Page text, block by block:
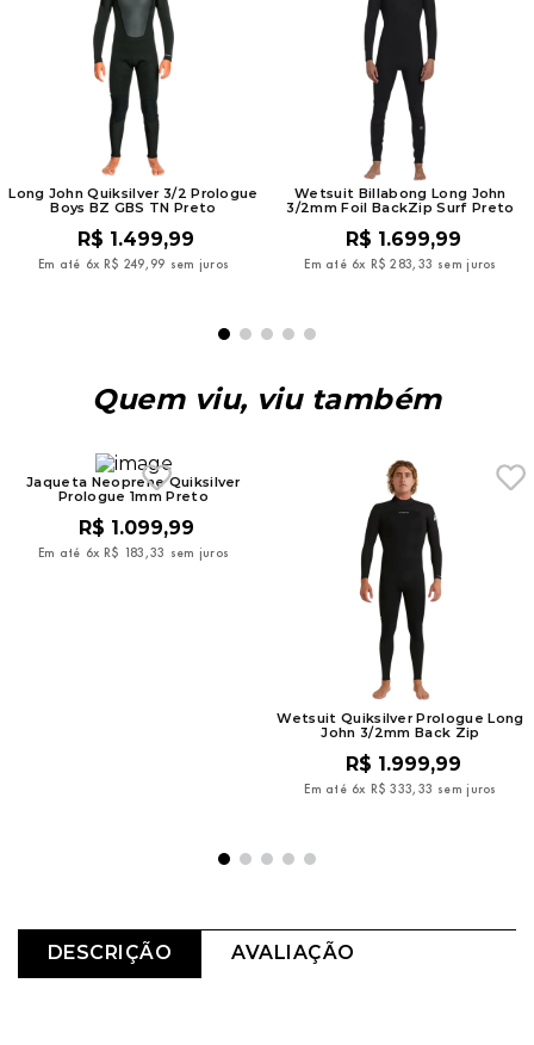
Long John Quiksilver 3/2 Prologue
Boys BZ GBS TN Preto
R$ 1.499,99
Em até 6x R$ 249, 99 sem juros
Wetsuit Billabong Long John
3/2mm Foil BackZip Surf Preto
R$ 1.699,99
Em até 6x R$ 283, 33 sem juros
Quem viu, viu também
Jaqueta Neoprene Quiksilver
Prologue 1mm Preto
R$ 1.099,99
Em até 6x R$ 183 ,33 sem juros
Wetsuit Quiksilver Prologue Long
John 3/2mm Back Zip
R$ 1.999,99
Em até 6x R$ 333, 33 sem juros
DESCRIÇÃO AVALIAÇÃO